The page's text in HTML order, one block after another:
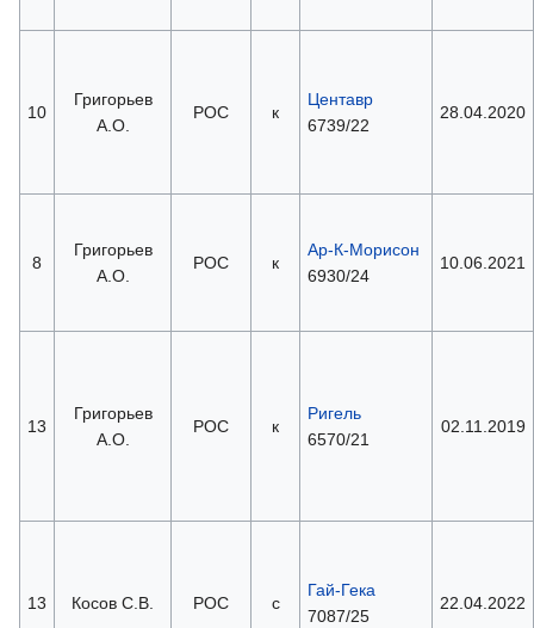
10
Григорьев
А.О.
РОС к
Центавр
6739/22
28.04.2020
8
Григорьев
А.О.
РОС к
Ар-К-Морисон
6930/24
10.06.2021
13
Григорьев
А.О.
РОС к
Ригель
6570/21
02.11.2019
13 Косов С.В. РОС с
Гай-Гека
7087/25
22.04.2022